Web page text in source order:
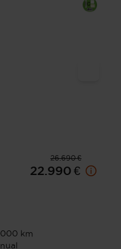
26.690 €
22.990 €
km